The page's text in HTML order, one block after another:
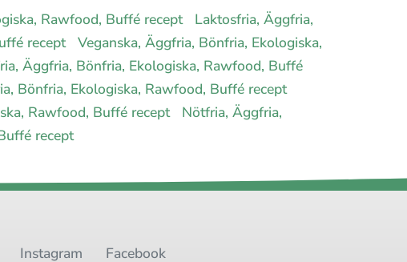
Rawfood, Buffé recept
Laktosfria, Äggfria,
recept Veganska, Äggfria, Bönfria, Ekologiska,
Äggfria, Bönfria, Ekologiska, Rawfood, Buffé
Bönfria, Ekologiska, Rawfood, Buffé recept
Rawfood, Buffé recept
Nötfria, Äggfria,
recept
Instagram Facebook